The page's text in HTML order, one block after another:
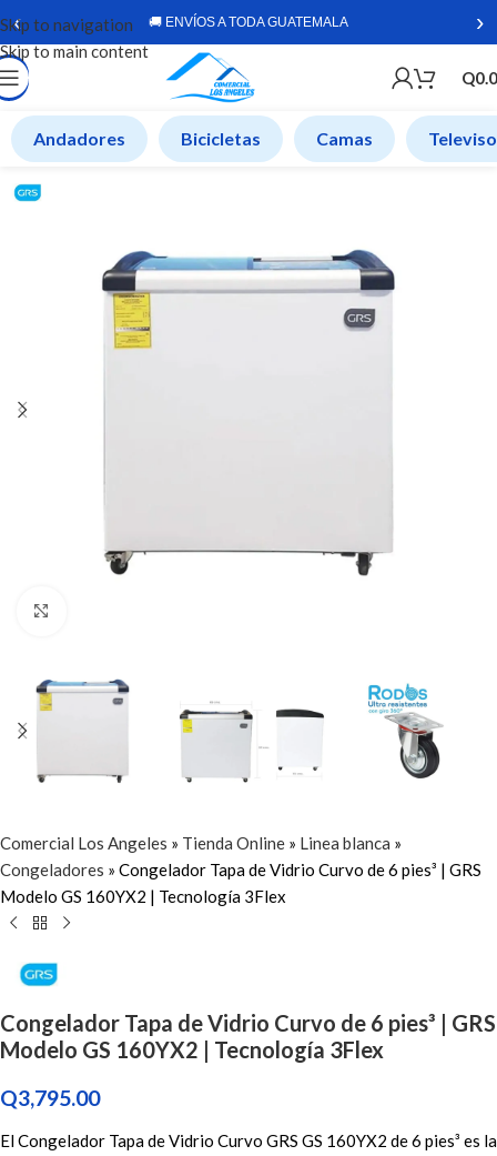
Skip to navigation
Skip to main content
‹ 🚚 ENVÍOS A TODA GUATEMALA ›
Q
Andadores Bicicletas Camas
Comercial Los Angeles » Tienda Online » Linea blanca »
Congeladores » Congelador Tapa de Vidrio Curvo de 6 pies³ | GRS
Modelo GS 160YX2 | Tecnología 3Flex
Congelador Tapa de Vidrio Curvo de 6 pies³ | GRS
Modelo GS 160YX2 | Tecnología 3Flex
Q3,795.00
El Congelador Tapa de Vidrio Curvo GRS GS 160YX2 de 6 pies³ es la